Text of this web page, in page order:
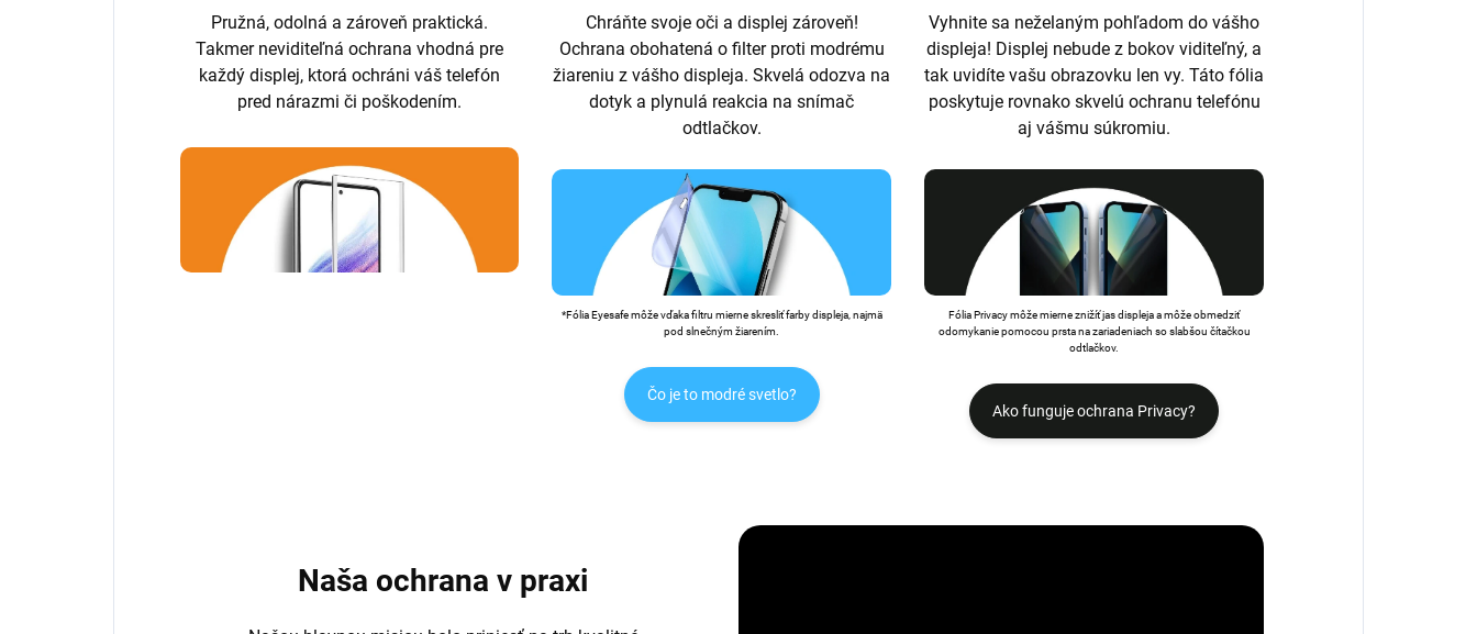
Pružná, odolná a zároveň praktická.
Takmer neviditeľná ochrana vhodná pre
každý displej, ktorá ochráni váš telefón
pred nárazmi či poškodením.
Chráňte svoje oči a displej zároveň!
Ochrana obohatená o filter proti modrému
žiareniu z vášho displeja. Skvelá odozva na
dotyk a plynulá reakcia na snímač
odtlačkov.
*Fólia Eyesafe môže vďaka filtru mierne skresliť farby displeja, najmä
pod slnečným žiarením.
Čo je to modré svetlo?
Vyhnite sa neželaným pohľadom do vášho
displeja! Displej nebude z bokov viditeľný, a
tak uvidíte vašu obrazovku len vy. Táto fólia
poskytuje rovnako skvelú ochranu telefónu
aj vášmu súkromiu.
Fólia Privacy môže mierne znižíť jas displeja a môže obmedziť
odomykanie pomocou prsta na zariadeniach so slabšou čítačkou
odtlačkov.
Ako funguje ochrana Privacy?
Naša ochrana v praxi